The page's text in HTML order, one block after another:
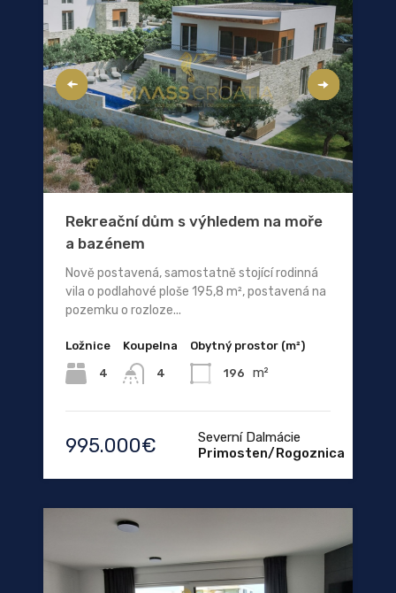
Rekreační dům s výhledem na moře
a bazénem
Nově postavená, samostatně stojící rodinná
vila o podlahové ploše 195,8 m², postavená na
pozemku o rozloze...
Ložnice
4
Koupelna
4
Obytný prostor (m²)
196 m²
995.000€
Severní Dalmácie
Primosten/Rogoznica